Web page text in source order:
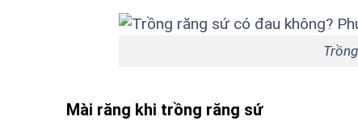
Mài răng khi trồng răng sứ